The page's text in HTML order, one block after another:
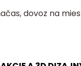
dovoz na